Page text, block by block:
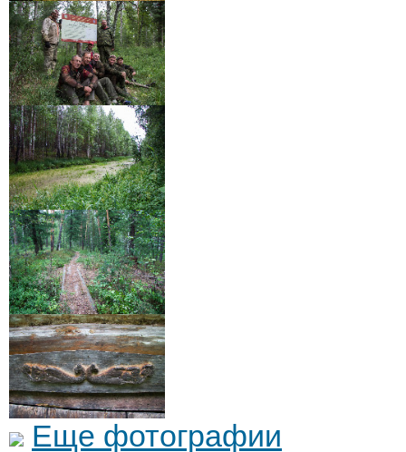
Еще фотографии